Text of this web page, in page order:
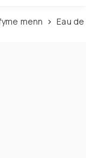
menn Eau